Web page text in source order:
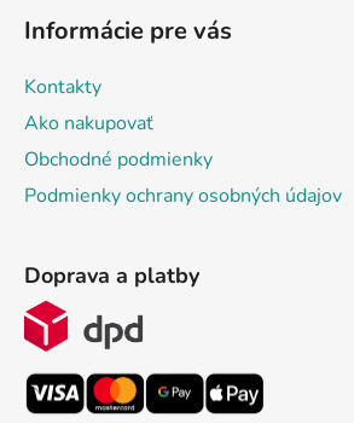
Informácie pre vás
Kontakty
Ako nakupovať
Obchodné podmienky
Podmienky ochrany osobných údajov
Doprava a platby